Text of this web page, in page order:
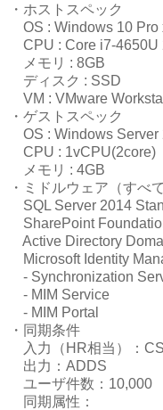
・ホストスペック
OS : Windows 10 Pro
CPU : Core i7-4650U
メモリ : 8GB
ディスク : SSD
VM : VMware
・ゲストスペック
OS : Windows Server
CPU : 1vCPU(2core)
メモリ : 4GB
・ミドルウェア（すべ
SQL Server 2014
SharePoint
Active Directory
Microsoft Identity
- Synchronization
- MIM Service
- MIM Portal
・同期条件
入力（HR相当）：
出力：ADDS
ユーザ件数：10,000
同期属性：